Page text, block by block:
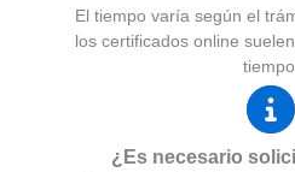
El tiempo varía según el
los certificados online
tiempo.
¿Es necesario